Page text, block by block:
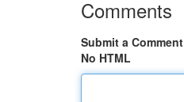
Comments
Submit a Comment
No HTML